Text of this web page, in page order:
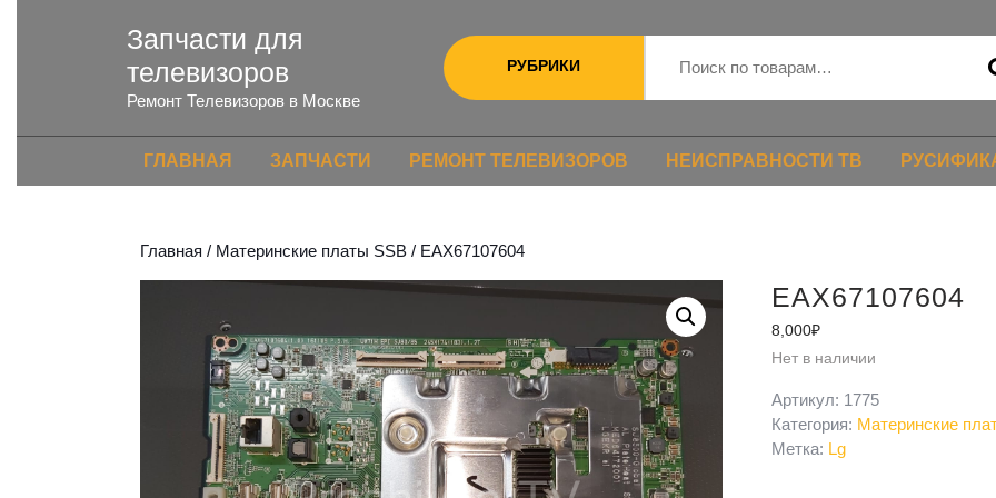
Запчасти для
телевизоров
Ремонт Телевизоров в Москве
РУБРИКИ
ГЛАВНАЯ ЗАПЧАСТИ РЕМОНТ ТЕЛЕВИЗОРОВ НЕИСПРАВНОСТИ ТВ
Главная / Материнские платы SSB / EAX67107604
EAX67107604
8,000₽
Нет в наличии
Артикул: 1775
Категория: Материнские
Метка: Lg